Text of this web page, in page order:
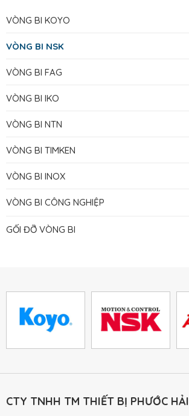
VÒNG BI KOYO
VÒNG BI NSK
VÒNG BI FAG
VÒNG BI IKO
VÒNG BI NTN
VÒNG BI TIMKEN
VÒNG BI INOX
VÒNG BI CÔNG NGHIỆP
GỐI ĐỠ VÒNG BI
CTY TNHH TM THIẾT BỊ PHƯỚC HẢI